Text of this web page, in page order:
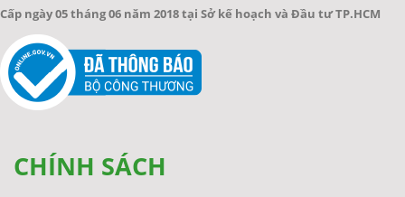
Cấp ngày 05 tháng 06 năm 2018 tại Sở kế hoạch và Đầu tư TP.HCM
CHÍNH SÁCH